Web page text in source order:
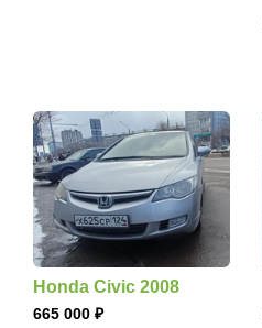
Honda Civic 2008
665 000